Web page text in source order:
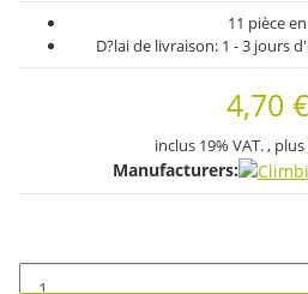
11 pièce
D?lai de livraison: 1 - 3 jours
4,70 €
inclus 19% VAT. , plus
Manufacturers: